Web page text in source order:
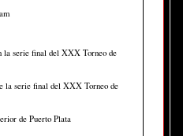
la serie final del XXX Torneo de
la serie final del XXX Torneo de
de Puerto Plata